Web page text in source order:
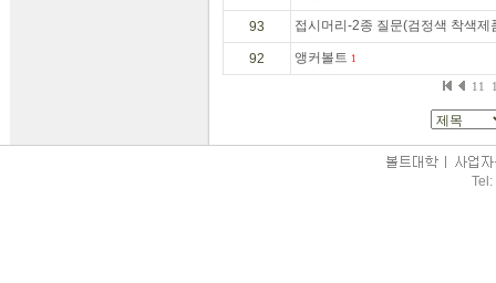
93 접시머리-2종 질문(검정색 착색
92 앵커볼트 1
11